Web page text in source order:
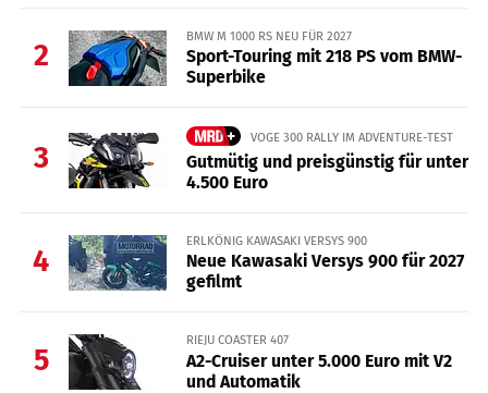
2
BMW M 1000 RS NEU FÜR 2027
Sport-Touring mit 218 PS vom BMW-
Superbike
3
VOGE 300 RALLY IM ADVENTURE-TEST
Gutmütig und preisgünstig für unter
4.500 Euro
4
ERLKÖNIG KAWASAKI VERSYS 900
Neue Kawasaki Versys 900 für 2027
gefilmt
5
RIEJU COASTER 407
A2-Cruiser unter 5.000 Euro mit V2
und Automatik